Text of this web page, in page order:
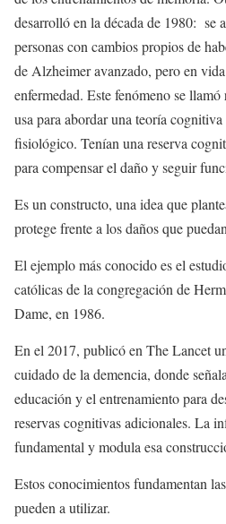
desarrolló en la década de 1980: se
personas con cambios propios de
de Alzheimer avanzado, pero en
enfermedad. Este fenómeno se
usa para abordar una teoría
fisiológico. Tenían una reserva
para compensar el daño y seguir
Es un constructo, una idea que
protege frente a los daños que
El ejemplo más conocido es el
católicas de la congregación de
Dame, en 1986.
En el 2017, publicó en The Lancet
cuidado de la demencia, donde
educación y el entrenamiento para
reservas cognitivas adicionales. La
fundamental y modula esa
Estos conocimientos fundamentan
pueden a utilizar.